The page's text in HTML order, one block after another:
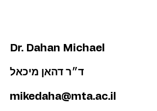
Dr. Dahan Michael
ד״ר דהאן מיכאל
mikedaha@mta.ac.il